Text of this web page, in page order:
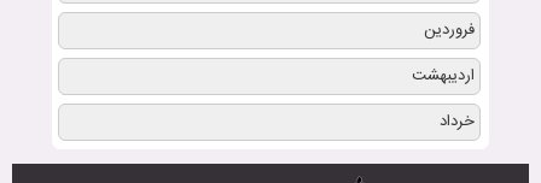
فروردین
اردیبهشت
خرداد